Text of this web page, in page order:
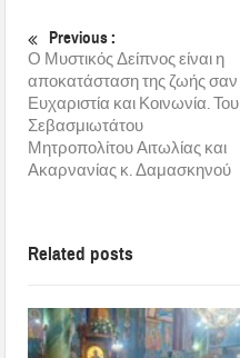
Previous :
Ο Μυστικός Δείπνος είναι η
αποκατάσταση της ζωής σαν
Ευχαριστία και Κοινωνία. Του
Σεβασμιωτάτου
Μητροπολίτου Αιτωλίας και
Ακαρνανίας κ. Δαμασκηνού
Related posts